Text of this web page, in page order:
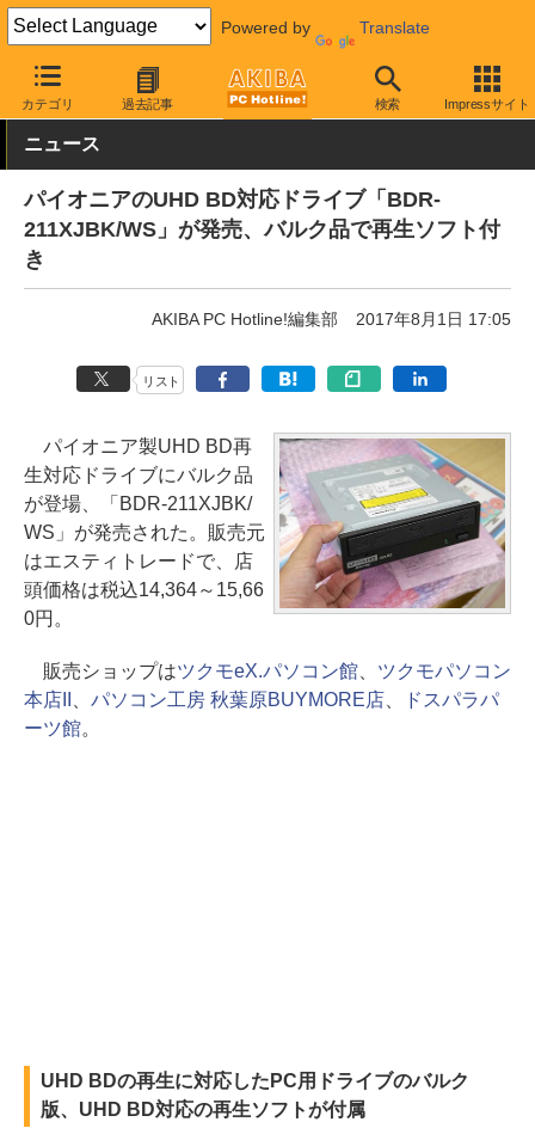
Powered by Translate
カテゴリ 過去記事 検索 Impressサイト
AKIBA PC Hotline! PCパーツ ブルーレイドライブ パイオニア
ニュース
パイオニアのUHD BD対応ドライブ「BDR-
211XJBK/WS」が発売、バルク品で再生ソフト付
き
AKIBA PC Hotline!編集部 2017年8月1日 17:05
リスト
パイオニア製UHD BD再
生対応ドライブにバルク品
が登場、「BDR-211XJBK/
WS」が発売された。販売元
はエスティトレードで、店
頭価格は税込14,364～15,66
0円。
販売ショップはツクモeX.パソコン館、 ツクモパソコン
本店II
パソコン工房 秋葉原BUYMORE店、
ドスパラパ
ーツ館。
UHD BDの再生に対応したPC用ドライブのバルク
版、UHD BD対応の再生ソフトが付属